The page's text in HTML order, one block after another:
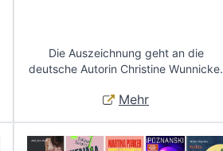
Die Auszeichnung geht an die
deutsche Autorin Christine Wunnicke.
Mehr